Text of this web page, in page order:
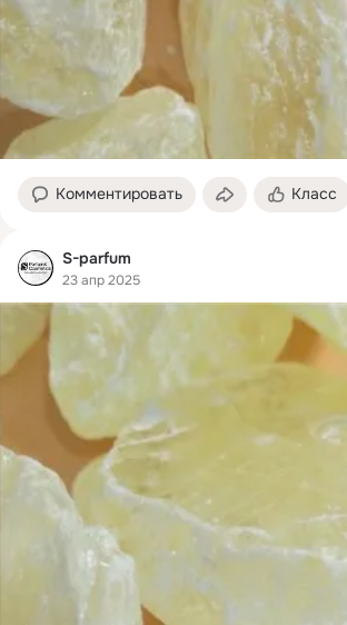
Комментировать Класс
S-parfum
23 апр 2025